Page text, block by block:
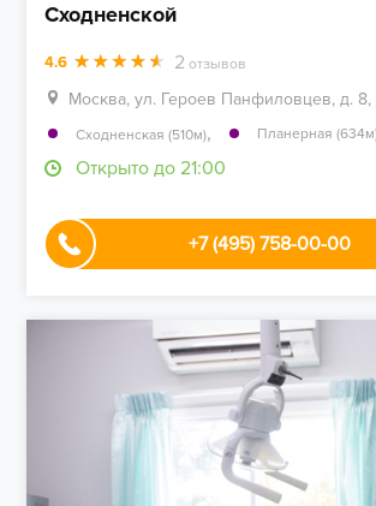
Сходненской
4.6 2 отзывов
Москва, ул. Героев Панфиловцев, д. 8,
Сходненская (510м), Планерная
Открыто до 21:00
+7 (495) 758-00-00